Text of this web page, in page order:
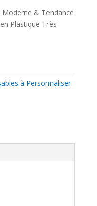
& Tendance
Plastique Très
à Personnaliser